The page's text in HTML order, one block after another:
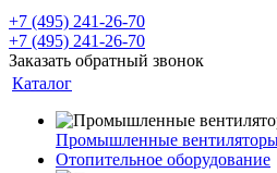
+7 (495) 241-26-70
+7 (495) 241-26-70
Заказать обратный звонок
Каталог
Промышленные
Отопительное оборудование